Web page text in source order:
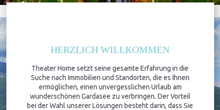
HERZLICH WILLKOMMEN
Theater Home setzt seine gesamte Erfahrung in die
Suche nach Immobilien und Standorten, die es Ihnen
ermöglichen, einen unvergesslichen Urlaub am
wunderschönen Gardasee zu verbringen. Der Vorteil
bei der Wahl unserer Lösungen besteht darin, dass Sie